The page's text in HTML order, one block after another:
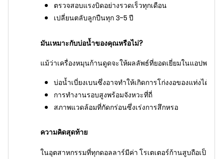
ตรวจสอบแรงบิดอย่างรวดเร็วทุกเดือน
เปลี่ยนตลับลูกปืนทุก 3-5 ปี
มันเหมาะกับบ่อน้ำของคุณหรือไม่?
แม้ว่าเครื่องหมุนก้านดูดจะให้ผลลัพธ์ที่ยอดเยี่ยมในแอปพลิเ
บ่อน้ำเบี่ยงเบนซึ่งอาจทำให้เกิดการโก่งงอของแท่งได้
การทำงานรอบสูงพร้อมจังหวะที่ถี่
สภาพแวดล้อมที่กัดกร่อนซึ่งเร่งการสึกหรอ
ความคิดสุดท้าย
ในอุตสาหกรรมที่ทุกดอลลาร์มีค่า โรเตเตอร์ก้านสูบถือเป็นอุ